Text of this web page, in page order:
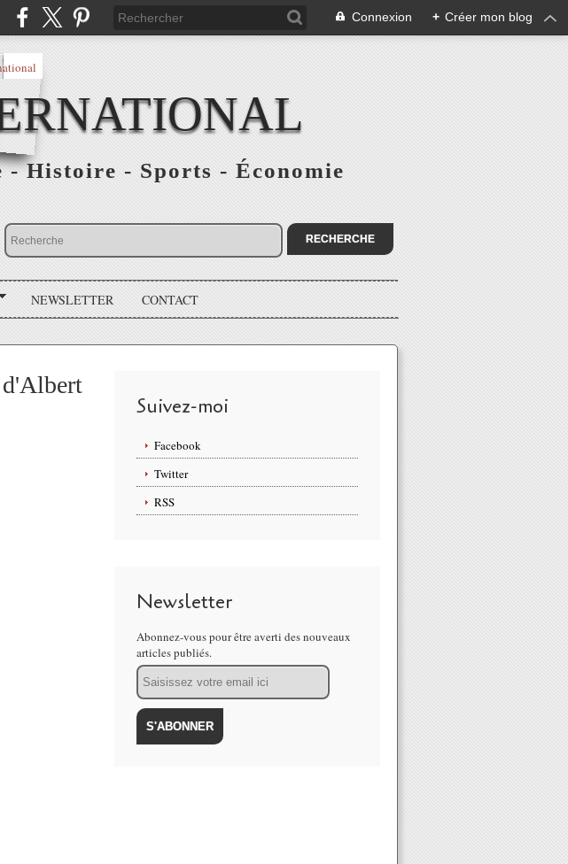
Connexion + Créer mon blog
Histoire - Sports - Économie
NEWSLETTER CONTACT
Suivez-moi
Facebook
Twitter
RSS
Newsletter
Abonnez-vous pour être averti des nouveaux
articles publiés.
Email